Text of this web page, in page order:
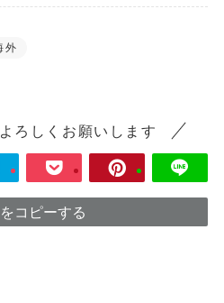
外
ろしくお願いします
コピーする